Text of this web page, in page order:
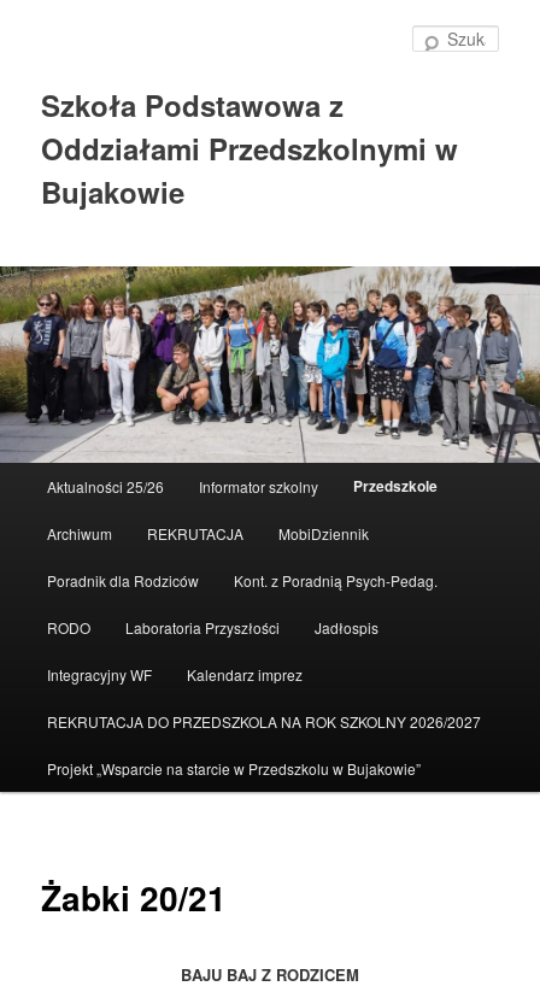
Szkoła Podstawowa z
Oddziałami Przedszkolnymi w
Bujakowie
Przeskocz
do
tekstu
Aktualności 25/26 Informator szkolny Przedszkole
Archiwum REKRUTACJA MobiDziennik
Poradnik dla Rodziców Kont. z Poradnią Psych-Pedag.
RODO Laboratoria Przyszłości Jadłospis
Integracyjny WF Kalendarz imprez
REKRUTACJA DO PRZEDSZKOLA NA ROK SZKOLNY 2026/2027
Projekt „Wsparcie na starcie w Przedszkolu w Bujakowie”
Żabki 20/21
BAJU BAJ Z RODZICEM